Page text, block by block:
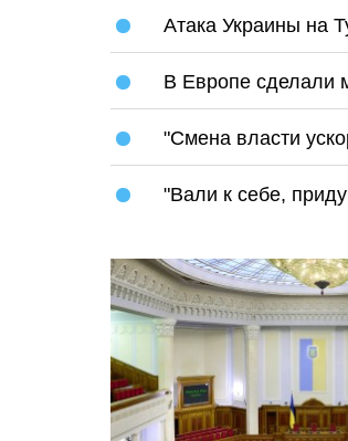
Атака Украины на
В Европе сделали
"Смена власти
"Вали к себе,